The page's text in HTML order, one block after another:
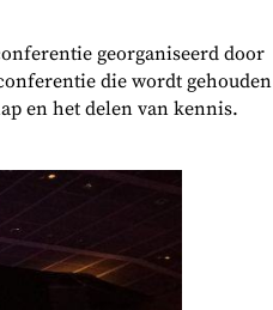
georganiseerd door
die wordt gehouden
en het delen van kennis.